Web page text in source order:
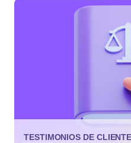
TESTIMONIOS DE